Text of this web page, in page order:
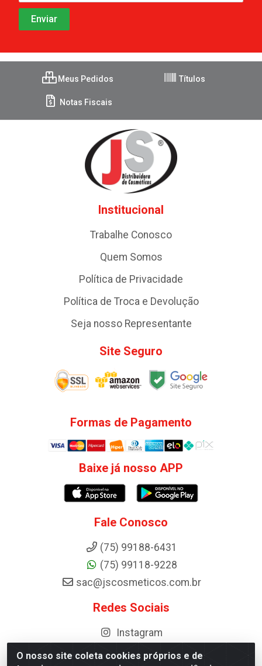
O nosso site coleta cookies próprios e de
Meus Pedidos Títulos
Notas Fiscais
Institucional
Trabalhe Conosco
Quem Somos
Política de Privacidade
Política de Troca e Devolução
Seja nosso Representante
Site Seguro
Formas de Pagamento
Baixe já nosso APP
Fale Conosco
(75) 99188-6431
(75) 99118-9228
sac@jscosmeticos.com.br
Redes Sociais
Instagram